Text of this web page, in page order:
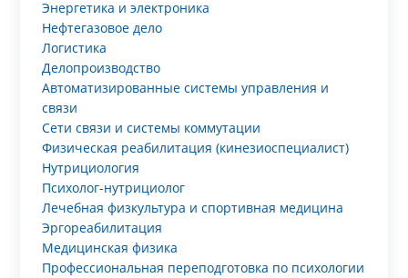
Энергетика и электроника
Нефтегазовое дело
Логистика
Делопроизводство
Автоматизированные системы управления и
связи
Сети связи и системы коммутации
Физическая реабилитация (кинезиоспециалист)
Нутрициология
Психолог-нутрициолог
Лечебная физкультура и спортивная медицина
Эргореабилитация
Медицинская физика
Профессиональная переподготовка по психологии